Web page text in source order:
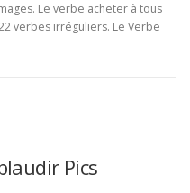
Le verbe acheter à tous
verbes irréguliers. Le Verbe
Pics